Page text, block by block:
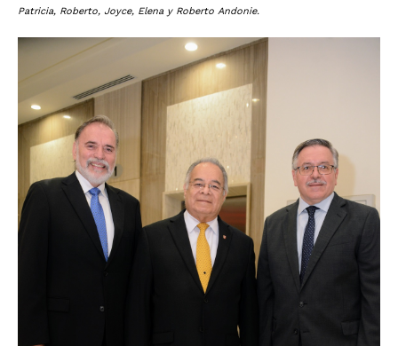
Patricia, Roberto, Joyce, Elena y Roberto Andonie.